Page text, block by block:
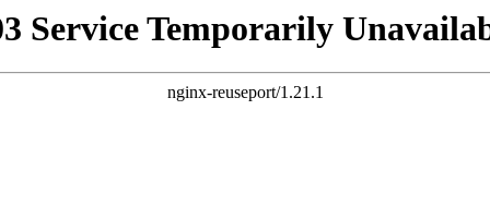
Service Temporarily
nginx-reuseport/1.21.1